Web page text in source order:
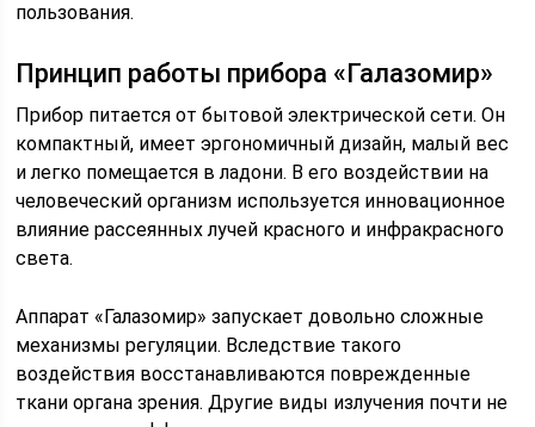
пользования.
Принцип работы прибора «Галазомир»
Прибор питается от бытовой электрической сети. Он
компактный, имеет эргономичный дизайн, малый вес
и легко помещается в ладони. В его воздействии на
человеческий организм используется инновационное
влияние рассеянных лучей красного и инфракрасного
света.
Аппарат «Галазомир» запускает довольно сложные
механизмы регуляции. Вследствие такого
воздействия восстанавливаются поврежденные
ткани органа зрения. Другие виды излучения почти не